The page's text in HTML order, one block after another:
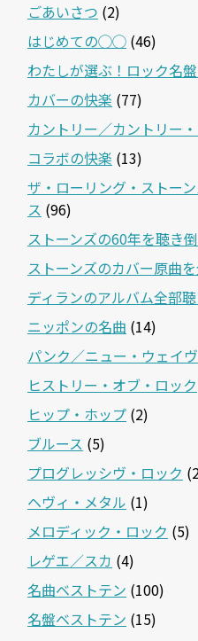
ごあいさつ (2)
はじめての◯◯ (46)
わたしが選ぶ！ロック名盤
カバーの快楽 (77)
カントリー／カントリー
コラボの快楽 (13)
ザ・ローリング・ストー
ス (96)
ストーンズの60年を聴き
ストーンズのカバー原曲を
ディランのアルバム全部
ニッポンの名曲 (14)
パンク／ニュー・ウェイヴ
ヒストリー・オブ・ロック
ヒップ・ホップ (2)
ブルース (5)
プログレッシヴ・ロック
ヘヴィ・メタル (1)
メロディック・ロック (5)
レゲエ／スカ (4)
名曲ベストテン (100)
名盤ベストテン (15)